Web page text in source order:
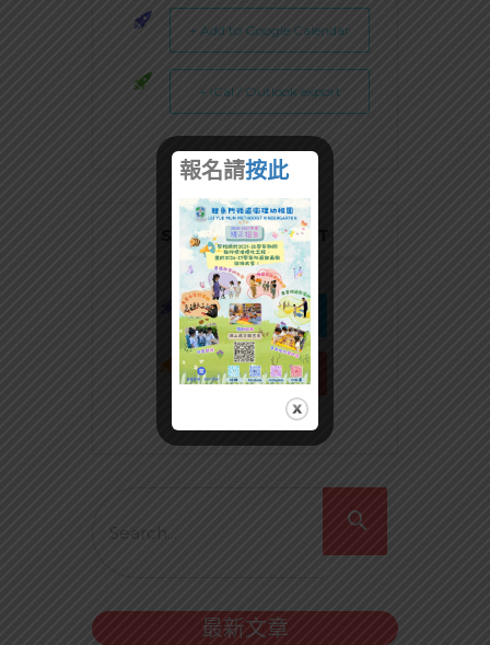
+ Add to Google Calendar
+ iCal / Outlook export
SHARE THIS EVENT
最新文章
報名請按此